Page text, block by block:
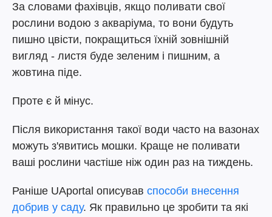
За словами фахівців, якщо поливати свої
рослини водою з акваріума, то вони будуть
пишно цвісти, покращиться їхній зовнішній
вигляд - листя буде зеленим і пишним, а
жовтина піде.
Проте є й мінус.
Після використання такої води часто на вазонах
можуть з'явитись мошки. Краще не поливати
ваші рослини частіше ніж один раз на тиждень.
Раніше UAportal описував способи внесення
добрив у саду. Як правильно це зробити та які